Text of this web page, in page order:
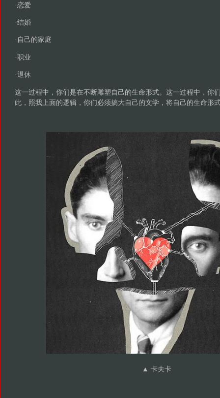
·恋爱
·结婚
·自己的家庭
·职业
·退休
这一过程中，你们是在不断雕塑自己的生命形式。这一过程中，你
此，照我上面的逻辑，你们必须搞大自己的文学，将自己的生命形
▲ 卡夫卡